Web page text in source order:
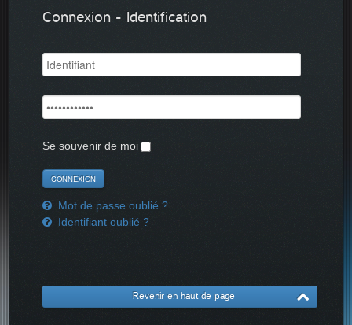
Connexion - Identification
Se souvenir de moi
Mot de passe oublié ?
Identifiant oublié ?
Revenir en haut de page